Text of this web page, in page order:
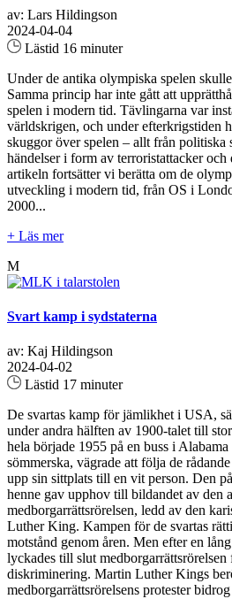
av: Lars Hildingson
2024-04-04
Lästid 16 minuter
Under de antika olympiska spelen
Samma princip har inte gått att
spelen i modern tid. Tävlingarna var
världskrigen, och under efterkrigstiden
skuggor över spelen – allt från politiska
händelser i form av terroristattacker
artikeln fortsätter vi berätta om de
utveckling i modern tid, från OS i
2000...
+ Läs mer
M
Svart kamp i sydstaterna
av: Kaj Hildingson
2024-04-02
Lästid 17 minuter
De svartas kamp för jämlikhet i USA,
under andra hälften av 1900-talet till
hela började 1955 på en buss i
sömmerska, vägrade att följa de
upp sin sittplats till en vit person. Den
henne gav upphov till bildandet av den
medborgarrättsrörelsen, ledd av den
Luther King. Kampen för de svartas
motstånd genom åren. Men efter en
lyckades till slut
diskriminering. Martin Luther Kings
medborgarrättsrörelsens protester